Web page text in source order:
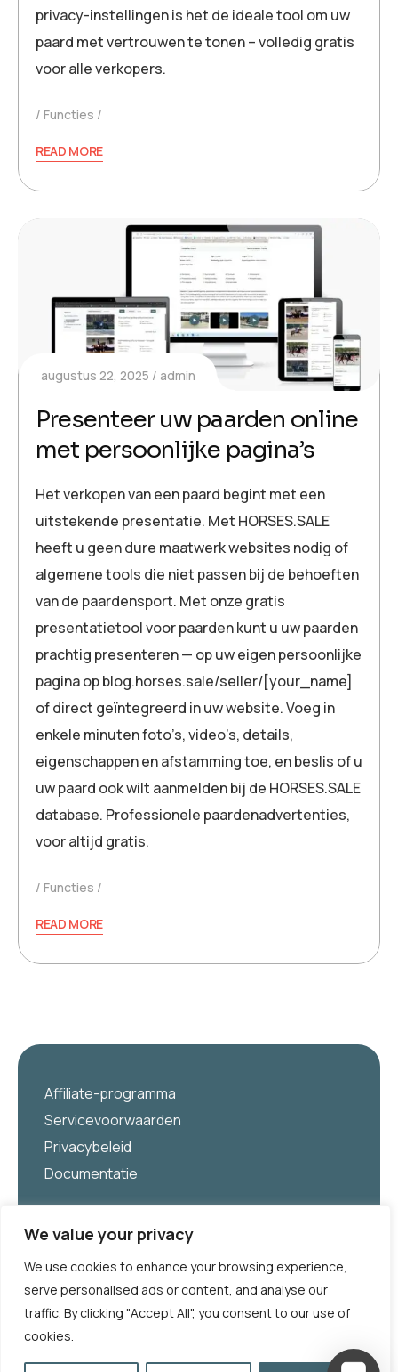
We value your privacy
We use cookies to enhance your browsing experience,
serve personalised ads or content, and analyse our
traffic. By clicking "Accept All", you consent to our use of
cookies.
privacy-instellingen is het de ideale tool om uw
paard met vertrouwen te tonen – volledig gratis
voor alle verkopers.
Functies
READ MORE
augustus 22, 2025 admin
Presenteer uw paarden online
met persoonlijke pagina’s
Het verkopen van een paard begint met een
uitstekende presentatie. Met HORSES.SALE
heeft u geen dure maatwerk websites nodig of
algemene tools die niet passen bij de behoeften
van de paardensport. Met onze gratis
presentatietool voor paarden kunt u uw paarden
prachtig presenteren — op uw eigen persoonlijke
pagina op blog.horses.sale/seller/[your_name]
of direct geïntegreerd in uw website. Voeg in
enkele minuten foto’s, video’s, details,
eigenschappen en afstamming toe, en beslis of u
uw paard ook wilt aanmelden bij de HORSES.SALE
database. Professionele paardenadvertenties,
voor altijd gratis.
Functies
READ MORE
Affiliate-programma
Servicevoorwaarden
Privacybeleid
Documentatie
© HorSense Innovations 2025. Alle rechten
voorbehouden.